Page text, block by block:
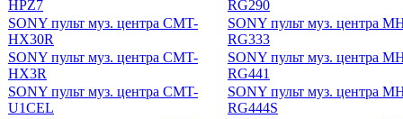
HPZ7
RG290
SONY пульт муз. центра CMT-
HX30R
SONY пульт муз. центра
RG333
SONY пульт муз. центра CMT-
HX3R
SONY пульт муз. центра
RG441
SONY пульт муз. центра CMT-
U1CEL
SONY пульт муз. центра
RG444S